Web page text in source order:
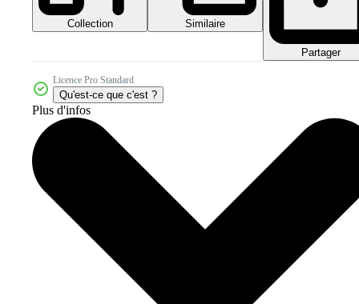
Collection Similaire
Partager
Licence Pro Standard
Qu'est-ce que c'est ?
Plus d'infos